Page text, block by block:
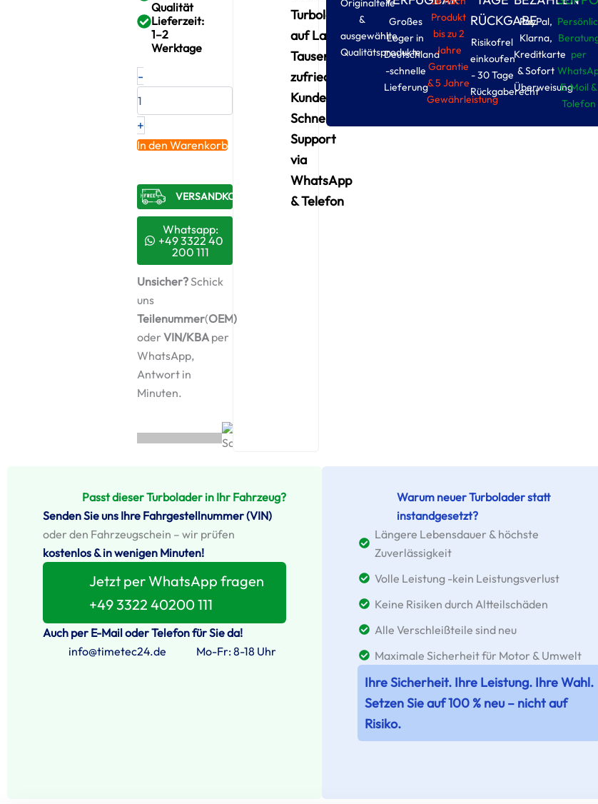
Qualität
Lieferzeit:
1–2
Werktage
-Neuer
Original
Kit1
VW
AUDI
2.0
16V
–
03G253014H
7249309
Menge
+
In den Warenkorb
VERSANDKOSTENFREI​
Whatsapp:
+49 3322 40
200 111
Unsicher?Schick
uns
Teilenummer(OEM)
oderVIN/KBA per
WhatsApp,
Antwort in
Minuten.
Turbolader
auf Lager
Tausende
zufriedene
Kunden
Schneller
Support
via
WhatsApp
& Telefon
Originalteile
&
ausgewählte
Qualitätsprodukte
Großes
Loger in
Deutschland
-schnelle
Lieferung
Produkt
bis zu 2
Jahre
Garantie
& 5 Jahre
Gewährleistung
RÜCKGABE
Risikofrel
einkoufen
- 30 Tage
Rückgaberecht
PayPal,
Klarna,
Kreditkarte
& Sofort
Überweisung
per
E-Moil &
Tolefon
Passt dieser Turbolader in Ihr Fahrzeug?
Senden Sie uns Ihre Fahrgestellnummer (VIN)
oder den Fahrzeugschein – wir prüfen
kostenlos & in wenigen Minuten!
Jetzt per WhatsApp fragen
+49 3322 40200 111
Auch per E-Mail oder Telefon für Sie da!
info@timetec24.de
Mo-Fr: 8-18 Uhr
Warum neuer Turbolader statt
instandgesetzt?
Längere Lebensdauer & höchste
Zuverlässigkeit
Volle Leistung -kein Leistungsverlust
Keine Risiken durch Altteilschäden
Alle Verschleißteile sind neu
Maximale Sicherheit für Motor & Umwelt
Ihre Sicherheit. Ihre Leistung. Ihre Wahl.
Setzen Sie auf 100 % neu – nicht auf
Risiko.